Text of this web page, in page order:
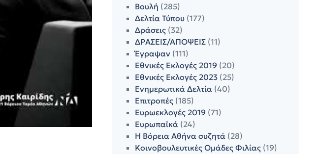
Βουλή (285)
Δελτία Τύπου(177)
Δράσεις(32)
ΔΡΑΣΕΙΣ/ΑΠΟΨΕΙΣ(11)
Έγραψαν (111)
Εθνικές Εκλογές 2019 (20)
Εθνικές Εκλογές 2023(25)
Ενημερωτικά Δελτία(40)
Επιτροπές(185)
Ευρωεκλογές 2019 (71)
Ευρωπαϊκά(24)
Η Βόρεια Αθήνα συζητά(28)
Κοινοβουλευτικές Ομάδες Φιλίας(19)